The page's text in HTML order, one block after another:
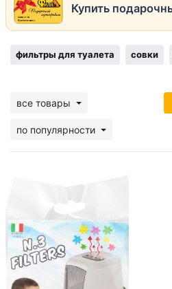
Купить
фильтры для туалета совки
все товары
по популярности